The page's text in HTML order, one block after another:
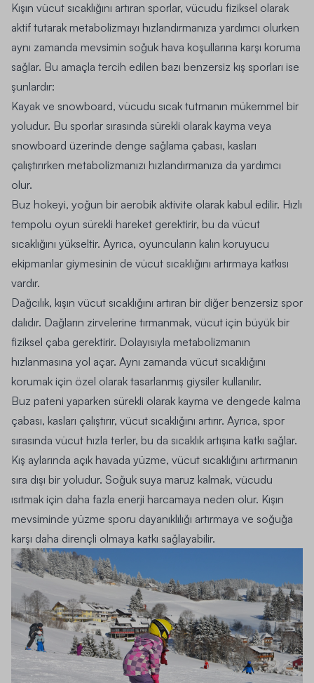
Kışın vücut sıcaklığını artıran sporlar, vücudu fiziksel olarak
aktif tutarak metabolizmayı hızlandırmanıza yardımcı olurken
aynı zamanda mevsimin soğuk hava koşullarına karşı koruma
sağlar. Bu amaçla tercih edilen bazı benzersiz kış sporları ise
şunlardır:
Kayak ve snowboard, vücudu sıcak tutmanın mükemmel bir
yoludur. Bu sporlar sırasında sürekli olarak kayma veya
snowboard üzerinde denge sağlama çabası, kasları
çalıştırırken metabolizmanızı hızlandırmanıza da yardımcı
olur.
Buz hokeyi, yoğun bir aerobik aktivite olarak kabul edilir. Hızlı
tempolu oyun sürekli hareket gerektirir, bu da vücut
sıcaklığını yükseltir. Ayrıca, oyuncuların kalın koruyucu
ekipmanlar giymesinin de vücut sıcaklığını artırmaya katkısı
vardır.
Dağcılık, kışın vücut sıcaklığını artıran bir diğer benzersiz spor
dalıdır. Dağların zirvelerine tırmanmak, vücut için büyük bir
fiziksel çaba gerektirir. Dolayısıyla metabolizmanın
hızlanmasına yol açar. Aynı zamanda vücut sıcaklığını
korumak için özel olarak tasarlanmış giysiler kullanılır.
Buz pateni yaparken sürekli olarak kayma ve dengede kalma
çabası, kasları çalıştırır, vücut sıcaklığını artırır. Ayrıca, spor
sırasında vücut hızla terler, bu da sıcaklık artışına katkı sağlar.
Kış aylarında açık havada yüzme, vücut sıcaklığını artırmanın
sıra dışı bir yoludur. Soğuk suya maruz kalmak, vücudu
ısıtmak için daha fazla enerji harcamaya neden olur. Kışın
mevsiminde yüzme sporu dayanıklılığı artırmaya ve soğuğa
karşı daha dirençli olmaya katkı sağlayabilir.